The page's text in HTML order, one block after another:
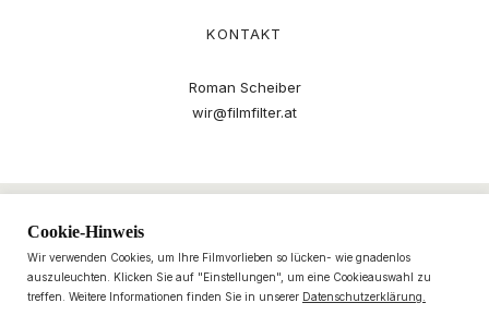
KONTAKT
Roman Scheiber
wir@filmfilter.at
Cookie-Hinweis
Wir verwenden Cookies, um Ihre Filmvorlieben so lücken- wie gnadenlos
auszuleuchten. Klicken Sie auf "Einstellungen", um eine Cookieauswahl zu
treffen. Weitere Informationen finden Sie in unserer Datenschutzerklärung.